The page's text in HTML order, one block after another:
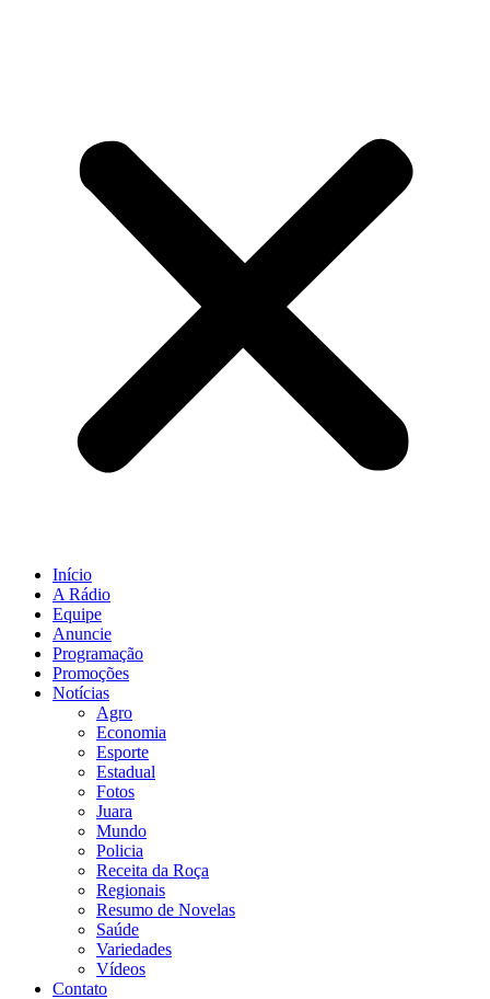
Início
A Rádio
Equipe
Anuncie
Programação
Promoções
Notícias
Agro
Economia
Esporte
Estadual
Fotos
Juara
Mundo
Policia
Receita da Roça
Regionais
Resumo de Novelas
Saúde
Variedades
Vídeos
Contato